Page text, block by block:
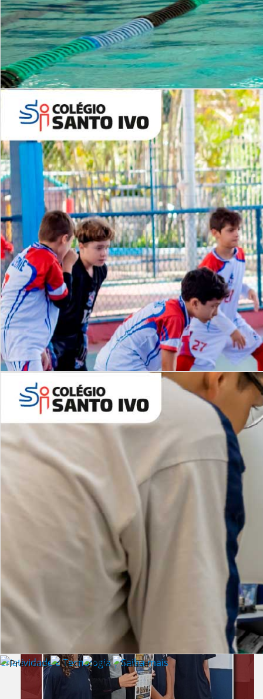
Período Integral | Saiba mais
Desafios | Saiba mais
Criatividade e Tecnologia | Saiba mais
INSTITUCIONAL
Lista de vídeos
NOSSOCANAL